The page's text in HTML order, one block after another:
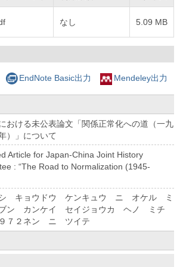
なし 5.09 MB
EndNote Basic出力 Mendeley出力
おける未公表論文「関係正常化への道（一九
）」について
Article for Japan-China Joint History
: “The Road to Normalization (1945-
キョウドウ ケンキュウ ニ オケル ミ
ブン カンケイ セイジョウカ ヘノ ミチ
７２ネン ニ ツイテ